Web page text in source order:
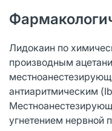
Лидокаин по
производным
антиаритмическим
угнетением нервной